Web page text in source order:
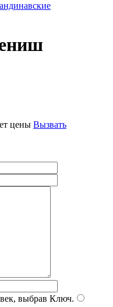
цены Вызвать
выбрав Ключ.